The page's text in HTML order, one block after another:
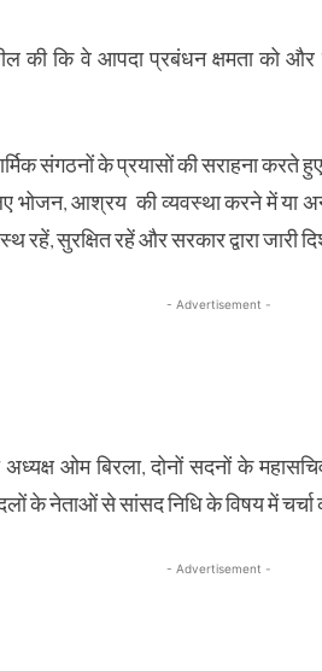
की कि वे आपदा प्रबंधन क्षमता को
संगठनों के प्रयासों की सराहना करते
भोजन, आश्रय की व्यवस्था करने में या
रहें, सुरक्षित रहें और सरकार द्वारा जारी
- Advertisement -
ओम बिरला, दोनों सदनों के
के नेताओं से सांसद निधि के विषय में चर्चा
- Advertisement -